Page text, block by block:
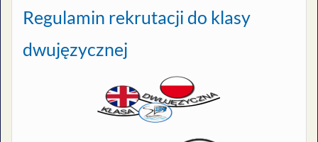
Regulamin rekrutacji do klasy
dwujęzycznej